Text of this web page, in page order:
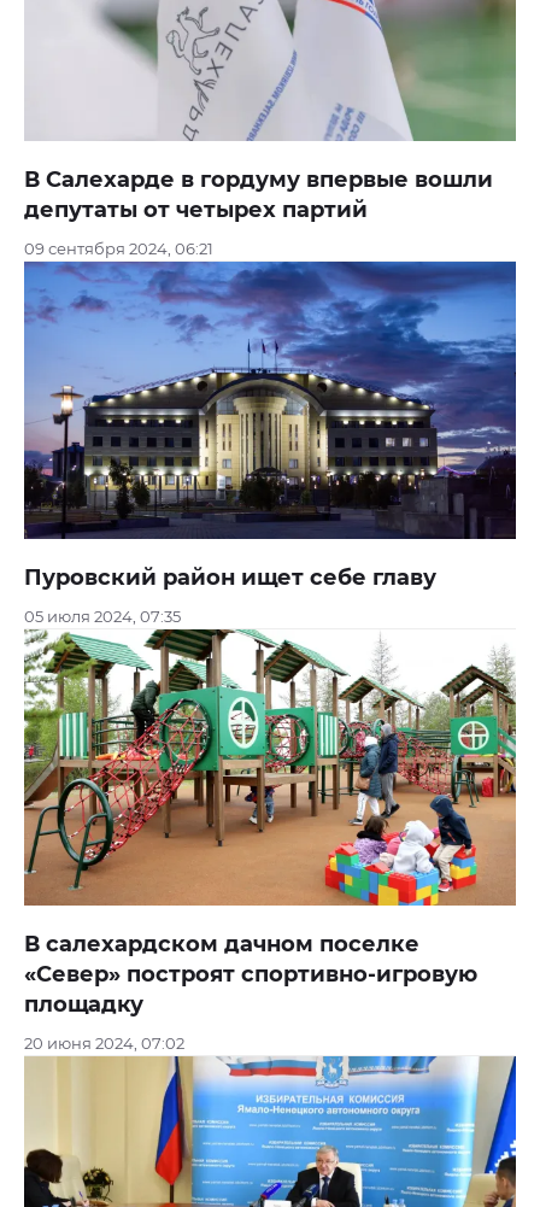
В Салехарде в гордуму впервые вошли
депутаты от четырех партий
09 сентября 2024, 06:21
Пуровский район ищет себе главу
05 июля 2024, 07:35
В салехардском дачном поселке
«Север» построят спортивно-игровую
площадку
20 июня 2024, 07:02